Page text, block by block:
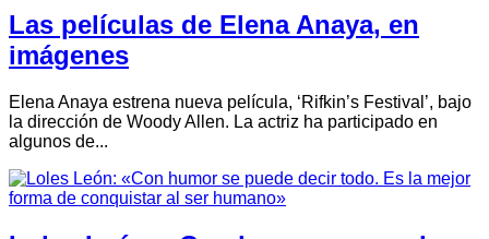
Las películas de Elena Anaya, en
imágenes
Elena Anaya estrena nueva película, ‘Rifkin’s Festival’, bajo
la dirección de Woody Allen. La actriz ha participado en
algunos de...